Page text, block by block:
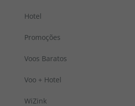
Hotel
Promoções
Voos Baratos
Voo + Hotel
WiZink